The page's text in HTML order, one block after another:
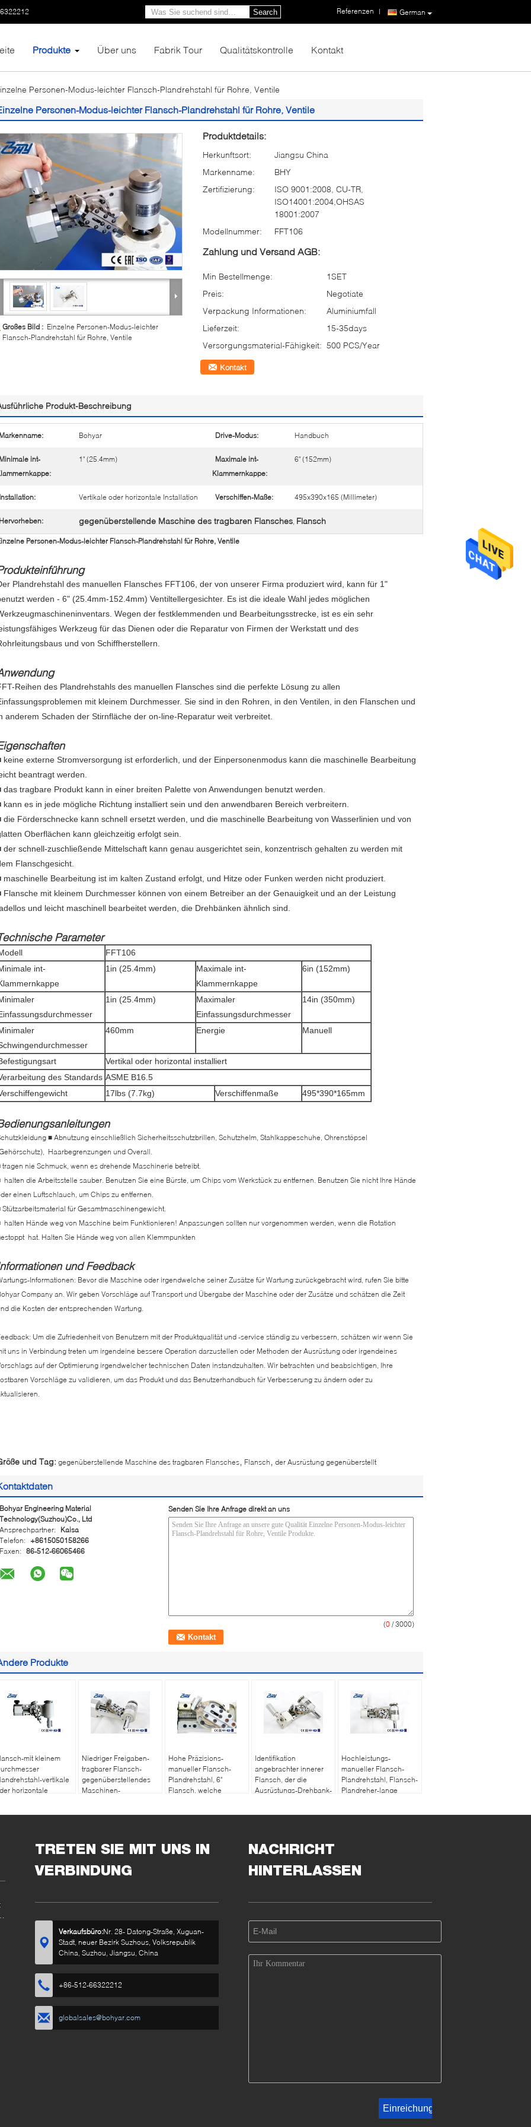
German
Referenzen |
Search
Produkte Über uns Fabrik Tour Qualitätskontrolle Kontakt
Personen-Modus-leichter Flansch-Plandrehstahl für Rohre, Ventile
Personen-Modus-leichter Flansch-Plandrehstahl für Rohre, Ventile
Großes Bild : Einzelne Personen-Modus-leichter
Flansch-Plandrehstahl für Rohre, Ventile
Produktdetails:
Herkunftsort:
Jiangsu China
Markenname:
BHY
Zertifizierung:
ISO 9001:2008, CU-TR,
ISO14001:2004,OHSAS
18001:2007
Modellnummer:
FFT106
Zahlung und Versand AGB:
Min Bestellmenge:
1SET
Preis:
Negotiate
Verpackung Informationen:
Aluminiumfall
Lieferzeit:
15-35days
Versorgungsmaterial-Fähigkeit: 500 PCS/Year
Kontakt
Produkt-Beschreibung
Markenname: Bohyar Drive-Modus: Handbuch
Minimale int-
1" (25.4mm)
Maximale int-
Klammernkappe:
6" (152mm)
Installation: Vertikale oder horizontale Installation Verschiffen-Maße: 495x390x165 (Millimeter)
Hervorheben: gegenüberstellende Maschine des tragbaren Flansches, Flansch
Personen-Modus-leichter Flansch-Plandrehstahl für Rohre, Ventile
Plandrehstahl des manuellen Flansches FFT106, der von unserer Firma produziert wird, kann für 1"
werden - 6" (25.4mm-152.4mm) Ventiltellergesichter. Es ist die ideale Wahl jedes möglichen
Wegen der festklemmenden und Bearbeitungsstrecke, ist es ein sehr
Werkzeug für das Dienen oder die Reparatur von Firmen der Werkstatt und des
und von Schiffherstellern.
Reihen des Plandrehstahls des manuellen Flansches sind die perfekte Lösung zu allen
mit kleinem Durchmesser. Sie sind in den Rohren, in den Ventilen, in den Flanschen und
anderem Schaden der Stirnfläche der on-line-Reparatur weit verbreitet.
keine externe Stromversorgung ist erforderlich, und der Einpersonenmodus kann die maschinelle Bearbeitung
beantragt werden.
das tragbare Produkt kann in einer breiten Palette von Anwendungen benutzt werden.
kann es in jede mögliche Richtung installiert sein und den anwendbaren Bereich verbreitern.
die Förderschnecke kann schnell ersetzt werden, und die maschinelle Bearbeitung von Wasserlinien und von
Oberflächen kann gleichzeitig erfolgt sein.
der schnell-zuschließende Mittelschaft kann genau ausgerichtet sein, konzentrisch gehalten zu werden mit
Flanschgesicht.
maschinelle Bearbeitung ist im kalten Zustand erfolgt, und Hitze oder Funken werden nicht produziert.
Flansche mit kleinem Durchmesser können von einem Betreiber an der Genauigkeit und an der Leistung
und leicht maschinell bearbeitet werden, die Drehbänken ähnlich sind.
Parameter
FFT106
int-
1in (25.4mm)
Maximale int-
Klammernkappe
6in (152mm)
1in (25.4mm)
Maximaler
Einfassungsdurchmesser
14in (350mm)
460mm Energie Manuell
Vertikal oder horizontal installiert
des Standards ASME B16.5
17lbs (7.7kg) Verschiffenmaße 495*390*165mm
■ Abnutzung einschließlich Sicherheitsschutzbrillen, Schutzhelm, Stahlkappeschuhe, Ohrenstöpsel
Haarbegrenzungen und Overall.
tragen nie Schmuck, wenn es drehende Maschinerie betreibt.
halten die Arbeitsstelle sauber. Benutzen Sie eine Bürste, um Chips vom Werkstück zu entfernen. Benutzen Sie nicht Ihre Hände
einen Luftschlauch, um Chips zu entfernen.
Stützarbeitsmaterial für Gesamtmaschinengewicht.
halten Hände weg von Maschine beim Funktionieren! Anpassungen sollten nur vorgenommen werden, wenn die Rotation
hat. Halten Sie Hände weg von allen Klemmpunkten
und Feedback
Informationen: Bevor die Maschine oder irgendwelche seiner Zusätze für Wartung zurückgebracht wird, rufen Sie bitte
Company an. Wir geben Vorschläge auf Transport und Übergabe der Maschine oder der Zusätze und schätzen die Zeit
die Kosten der entsprechenden Wartung.
Um die Zufriedenheit von Benutzern mit der Produktqualität und -service ständig zu verbessern, schätzen wir wenn Sie
uns in Verbindung treten um irgendeine bessere Operation darzustellen oder Methoden der Ausrüstung oder irgendeines
auf der Optimierung irgendwelcher technischen Daten instandzuhalten. Wir betrachten und beabsichtigen, Ihre
Vorschläge zu validieren, um das Produkt und das Benutzerhandbuch für Verbesserung zu ändern oder zu
und Tag: gegenüberstellende Maschine des tragbaren Flansches Flansch der Ausrüstung gegenüberstellt
Bohyar Engineering Material
Technology(Suzhou)Co., Ltd
Ansprechpartner:
Kaisa
Telefon:
+8615050158266
Faxen: 86-512-66065466
Senden Sie Ihre Anfrage direkt an uns
(0 / 3000)
Produkte
mit kleinem
vertikale
horizontale
Niedriger Freigaben-
tragbarer Flansch-
gegenüberstellendes
Maschinen-
Hohe Präzisions-
manueller Flansch-
Plandrehstahl, 6"
Flansch, welche
Identifikation
angebrachter innerer
Flansch, der die
Ausrüstungs-Drehbank-
Hochleistungs-
manueller Flansch-
Plandrehstahl, Flansch-
Plandreher-lange
TRETEN SIE MIT UNS IN
VERBINDUNG
Verkaufsbüro:Nr. 28- Datong-Straße, Xuguan-
Stadt, neuer Bezirk Suzhous, Volksrepublik
China, Suzhou, Jiangsu, China
+86-512-66322212
globalsales@bohyar.com
NACHRICHT
HINTERLASSEN